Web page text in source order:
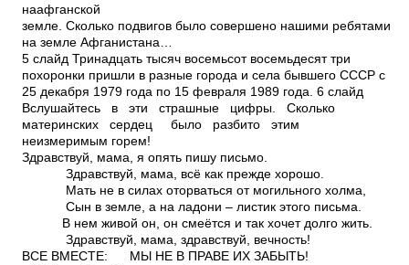
наафганской
земле. Сколько подвигов было совершено нашими ребятами
на земле Афганистана…
5 слайд Тринадцать тысяч восемьсот восемьдесят три
похоронки пришли в разные города и села бывшего СССР с
25 декабря 1979 года по 15 февраля 1989 года. 6 слайд
Вслушайтесь в эти страшные цифры. Сколько
материнских сердец было разбито этим
неизмеримым горем!
Здравствуй, мама, я опять пишу письмо.
Здравствуй, мама, всё как прежде хорошо.
Мать не в силах оторваться от могильного холма,
Сын в земле, а на ладони – листик этого письма.
В нем живой он, он смеётся и так хочет долго жить.
Здравствуй, мама, здравствуй, вечность!
ВСЕ ВМЕСТЕ: МЫ НЕ В ПРАВЕ ИХ ЗАБЫТЬ!